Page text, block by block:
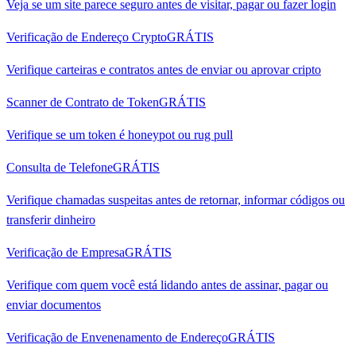
Veja se um site parece seguro antes de visitar, pagar ou fazer login
Verificação de Endereço CryptoGRÁTIS
Verifique carteiras e contratos antes de enviar ou aprovar cripto
Scanner de Contrato de TokenGRÁTIS
Verifique se um token é honeypot ou rug pull
Consulta de TelefoneGRÁTIS
Verifique chamadas suspeitas antes de retornar, informar códigos ou
transferir dinheiro
Verificação de EmpresaGRÁTIS
Verifique com quem você está lidando antes de assinar, pagar ou
enviar documentos
Verificação de Envenenamento de EndereçoGRÁTIS